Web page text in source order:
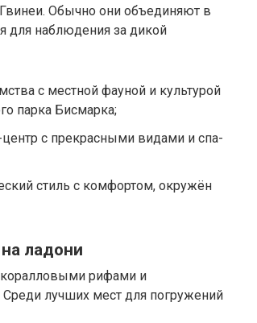
Обычно они объединяют в
для наблюдения за дикой
с местной фауной и культурой
парка Бисмарка;
с прекрасными видами и спа-
стиль с комфортом, окружён
ладони
коралловыми рифами и
лучших мест для погружений